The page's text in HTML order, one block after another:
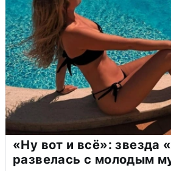
«Ну вот и всё»: звезда
развелась с молодым